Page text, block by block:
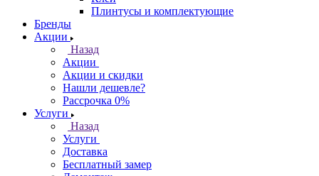
Плинтусы и комплектующие
Бренды
Акции
Назад
Акции
Акции и скидки
Нашли дешевле?
Рассрочка 0%
Услуги
Назад
Услуги
Доставка
Бесплатный замер